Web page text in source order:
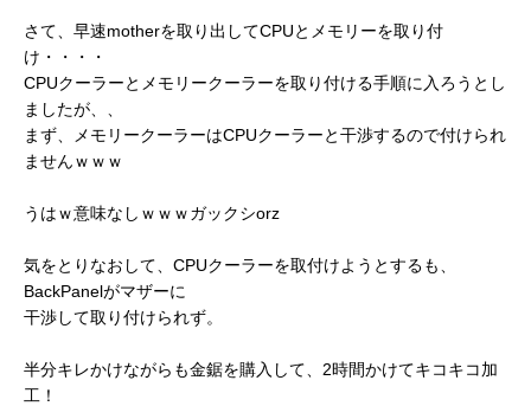
さて、早速motherを取り出してCPUとメモリーを取り付
け・・・・
CPUクーラーとメモリークーラーを取り付ける手順に入ろうとし
ましたが、、
まず、メモリークーラーはCPUクーラーと干渉するので付けられ
ませんｗｗｗ
うはｗ意味なしｗｗｗガックシorz
気をとりなおして、CPUクーラーを取付けようとするも、
BackPanelがマザーに
干渉して取り付けられず。
半分キレかけながらも金鋸を購入して、2時間かけてキコキコ加
工！